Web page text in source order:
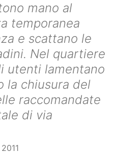
mano al
temporanea
e scattano le
Nel quartiere
utenti lamentano
la chiusura del
raccomandate
di via